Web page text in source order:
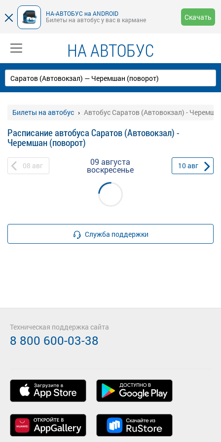
НА-АВТОБУС на ANDROID
Билеты на автобус у вас в кармане
Скачать
НА АВТОБУС
Билеты на автобус Автобус Саратов (Автовокзал) -
Расписание автобуса Саратов (Автовокзал) -
Черемшан (поворот)
08 авг 09 августа
воскресенье 10авг
Служба поддержки
Техническая поддержка сайта
8 800 600-03-38